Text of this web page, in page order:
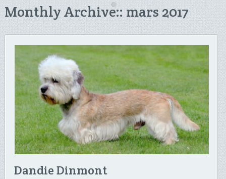
Monthly Archive::mars 2017
Dandie Dinmont